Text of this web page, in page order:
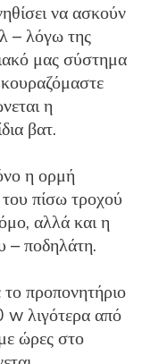
να ασκούν
– λόγω της
μας σύστημα
κουραζόμαστε
η
βατ.
η ορμή
του πίσω τροχού
αλλά και η
– ποδηλάτη.
το προπονητήριο
λιγότερα από
ώρες στο